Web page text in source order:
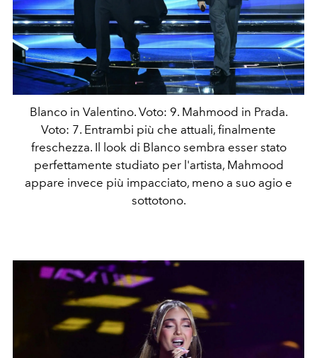
Blanco in Valentino. Voto: 9. Mahmood in Prada.
Voto: 7. Entrambi più che attuali, finalmente
freschezza. Il look di Blanco sembra esser stato
perfettamente studiato per l'artista, Mahmood
appare invece più impacciato, meno a suo agio e
sottotono.